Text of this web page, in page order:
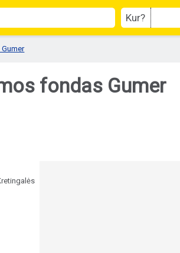
Kur?
fondas Gumer